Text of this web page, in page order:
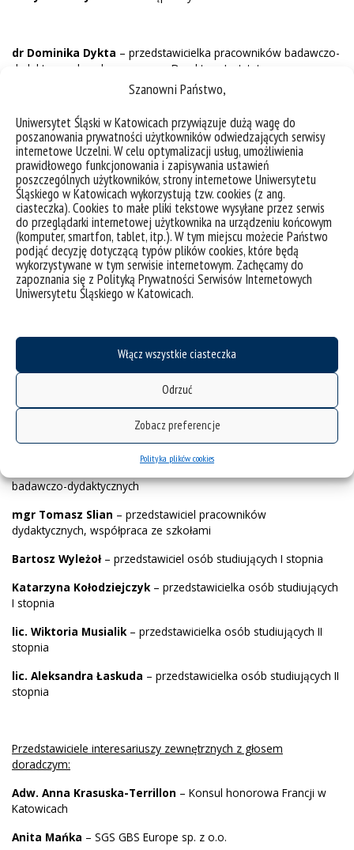
Szanowni Państwo,
Uniwersytet Śląski w Katowicach przywiązuje dużą wagę do
poszanowania prywatności użytkowników odwiedzających serwisy
internetowe Uczelni. W celu optymalizacji usług, umożliwienia
prawidłowego funkcjonowania i zapisywania ustawień
poszczególnych użytkowników, strony internetowe Uniwersytetu
Śląskiego w Katowicach wykorzystują tzw. cookies (z ang.
ciasteczka). Cookies to małe pliki tekstowe wysyłane przez serwis
do przeglądarki internetowej użytkownika na urządzeniu końcowym
(komputer, smartfon, tablet, itp.). W tym miejscu możecie Państwo
podjąć decyzję dotyczącą typów plików cookies, które będą
wykorzystywane w tym serwisie internetowym. Zachęcamy do
zapoznania się z Polityką Prywatności Serwisów Internetowych
Uniwersytetu Śląskiego w Katowicach.
Włącz wszystkie ciasteczka
Odrzuć
Zobacz preferencje
Polityka plików cookies
dr Dominika Dykta – przedstawicielka pracowników badawczo-
dydaktycznych wskazana przez Dyrektora Instytutu
dr Anna Drzazga
dydaktyczny wskazana przez Dyrektora Instytutu Językoznawstwa
dr Michał Hrabia– przedstawiciel pracowników badawczo-
dydaktycznych wskazana przez Dyrektora Instytutu
Językoznawstwa
dr Anna Nowakowska-Głuszak– przedstawicielka
pracowników badawczo-dydaktycznych wskazana przez
Dyrektora Instytutu Językoznawstwa
dr Ewa Półtorak– przedstawicielka pracowników badawczo-
dydaktycznych wskazana przez Dyrektora Instytutu
dr hab. Magdalena Zdrada-Cok, prof. UŚ– przedstawicielka
pracowników badawczo-dydaktycznych wskazana przez
Dyrektora Instytutu Literaturoznawstwa
– przedstawicielka pracowników
dydaktycznych
dr Anna Czekaj– przedstawicielka pracowników dydaktycznych
badawczo-dydaktycznych
mgr Tomasz Slian – przedstawiciel pracowników
dydaktycznych, współpraca ze szkołami
Bartosz Wyleżoł– przedstawiciel osób studiujących I stopnia
Katarzyna Kołodziejczyk– przedstawicielka osób studiujących
I stopnia
lic. Wiktoria Musialik– przedstawicielka osób studiujących II
stopnia
lic. Aleksandra Łaskuda – przedstawicielka osób studiujących II
stopnia
Przedstawiciele interesariuszy zewnętrznych z głosem
doradczym:
Adw. Anna Krasuska-Terrillon – Konsul honorowa Francji w
Katowicach
Anita Mańka – SGS GBS Europe sp. z o.o.